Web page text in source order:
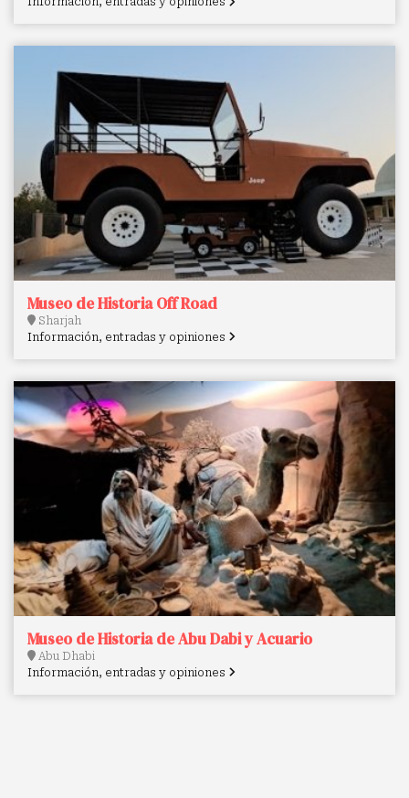
Museo de Historia Off Road
Sharjah
Información, entradas y opiniones
Museo de Historia de Abu Dabi y Acuario
Abu Dhabi
Información, entradas y opiniones